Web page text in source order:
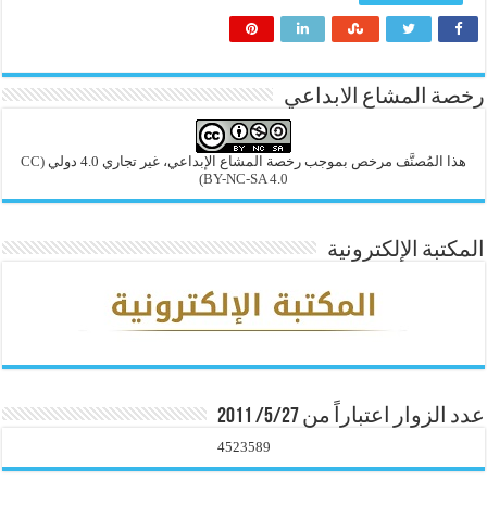
رخصة المشاع الابداعي
هذا المُصنَّف مرخص بموجب رخصة المشاع الإبداعي، غير تجاري 4.0 دولي
(CC
BY-NC-SA 4.0)
المكتبة الإلكترونية
عدد الزوار اعتباراً من 5/27/ 2011
4523589